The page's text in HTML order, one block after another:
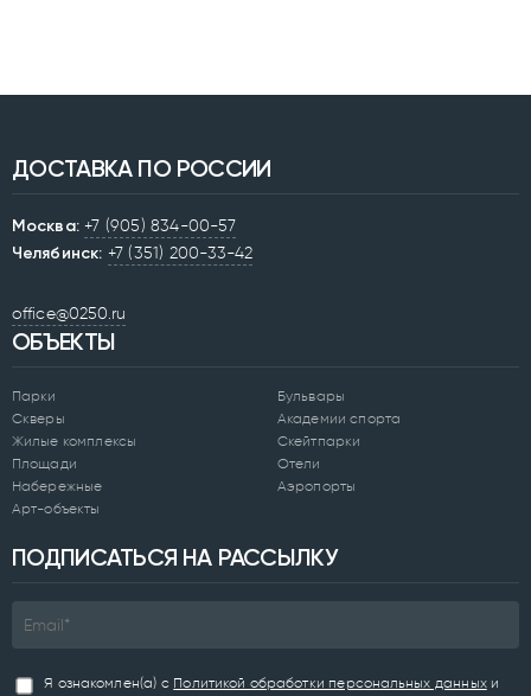
ДОСТАВКА ПО РОССИИ
Москва: +7 (905) 834-00-57
Челябинск: +7 (351) 200-33-42
office@0250.ru
ОБЪЕКТЫ
Парки
Скверы
Жилые комплексы
Площади
Набережные
Арт-объекты
Бульвары
Академии спорта
Скейтпарки
Отели
Аэропорты
ПОДПИСАТЬСЯ НА РАССЫЛКУ
Я ознакомлен(а) с Политикой обработки персональных данныхи